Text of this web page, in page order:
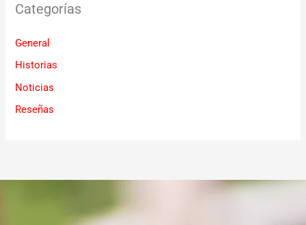
Categorías
General
Historias
Noticias
Reseñas